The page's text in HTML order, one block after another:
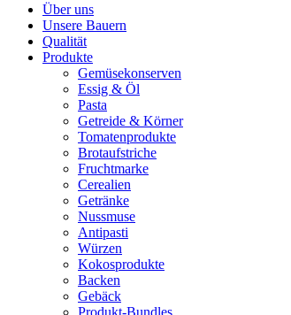
Über uns
Unsere Bauern
Qualität
Produkte
Gemüsekonserven
Essig & Öl
Pasta
Getreide & Körner
Tomatenprodukte
Brotaufstriche
Fruchtmarke
Cerealien
Getränke
Nussmuse
Antipasti
Würzen
Kokosprodukte
Backen
Gebäck
Produkt-Bundles